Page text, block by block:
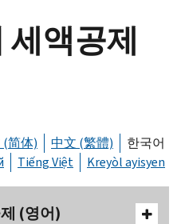
세액공제
(简体) 中文 (繁體)
한국어
Tiếng Việt Kreyòl ayisyen
(영어)